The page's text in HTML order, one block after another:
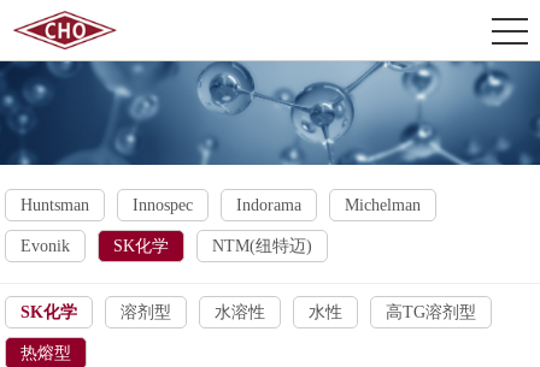
Huntsman Innospec Indorama Michelman
Evonik SK化学 NTM(纽特迈)
SK化学 溶剂型 水溶性 水性 高TG溶剂型
热熔型